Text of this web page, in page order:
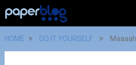
HOME DO IT YOURSELF